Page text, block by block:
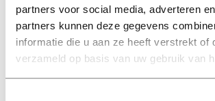
partners voor social media, adverteren
partners kunnen deze gegevens
informatie die u aan ze heeft verstrekt of
verzameld op basis van uw gebruik van
Achtergrond
Studiecentrum in
en hoge uitval: de
van TiU’s